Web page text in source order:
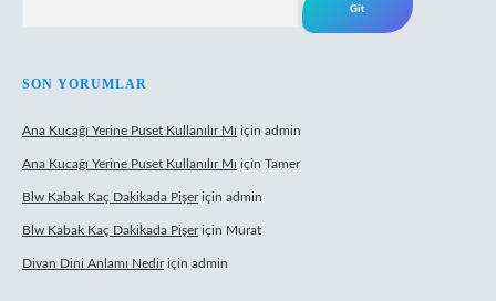
SON YORUMLAR
Ana Kucağı Yerine Puset Kullanılır Mı için admin
Ana Kucağı Yerine Puset Kullanılır Mı için Tamer
Blw Kabak Kaç Dakikada Pişeriçin admin
Blw Kabak Kaç Dakikada Pişeriçin Murat
Divan Dini Anlamı Nediriçin admin